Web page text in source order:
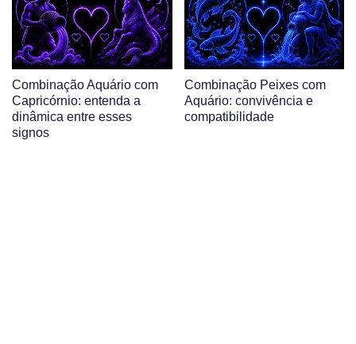
Combinação Aquário com
Capricórnio: entenda a
dinâmica entre esses
signos
Combinação Peixes com
Aquário: convivência e
compatibilidade